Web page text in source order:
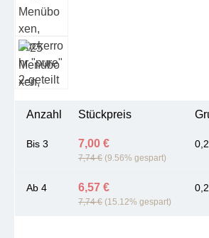
Anzahl Stückpreis
Bis 3 7,00 €
7,74 € (9.56% gespart)
Ab 4 6,57 €
7,74 € (15.12% gespart)